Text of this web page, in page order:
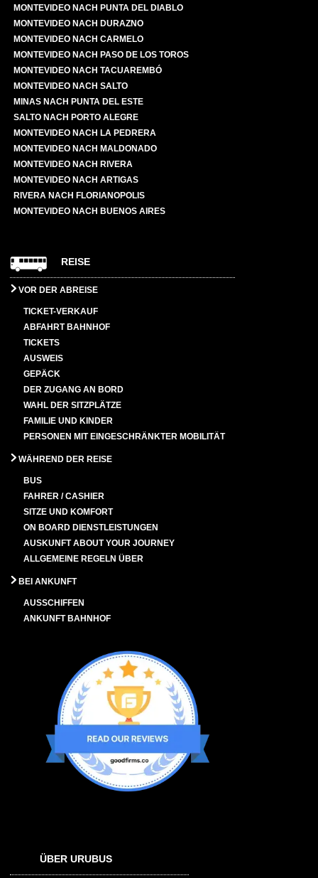
MONTEVIDEO NACH PUNTA DEL DIABLO
MONTEVIDEO NACH DURAZNO
MONTEVIDEO NACH CARMELO
MONTEVIDEO NACH PASO DE LOS TOROS
MONTEVIDEO NACH TACUAREMBÓ
MONTEVIDEO NACH SALTO
MINAS NACH PUNTA DEL ESTE
SALTO NACH PORTO ALEGRE
MONTEVIDEO NACH LA PEDRERA
MONTEVIDEO NACH MALDONADO
MONTEVIDEO NACH RIVERA
MONTEVIDEO NACH ARTIGAS
RIVERA NACH FLORIANOPOLIS
MONTEVIDEO NACH BUENOS AIRES
REISE
VOR DER ABREISE
TICKET-VERKAUF
ABFAHRT BAHNHOF
TICKETS
AUSWEIS
GEPÄCK
DER ZUGANG AN BORD
WAHL DER SITZPLÄTZE
FAMILIE UND KINDER
PERSONEN MIT EINGESCHRÄNKTER MOBILITÄT
WÄHREND DER REISE
BUS
FAHRER / CASHIER
SITZE UND KOMFORT
ON BOARD DIENSTLEISTUNGEN
AUSKUNFT ABOUT YOUR JOURNEY
ALLGEMEINE REGELN ÜBER
BEI ANKUNFT
AUSSCHIFFEN
ANKUNFT BAHNHOF
ÜBER URUBUS